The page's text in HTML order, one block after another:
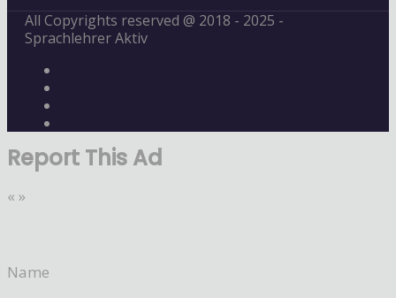
All Copyrights reserved @ 2018 - 2025 -
Sprachlehrer Aktiv
Report This Ad
« »
Name